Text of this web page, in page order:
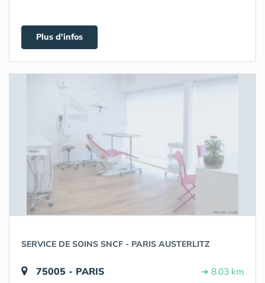
Plus d'infos
SERVICE DE SOINS SNCF - PARIS AUSTERLITZ
75005 - PARIS ➔ 8.03 km